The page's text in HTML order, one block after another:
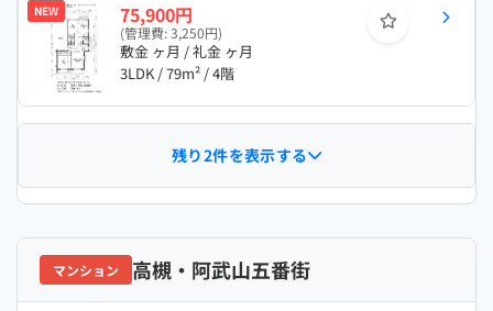
NEW 75,900円
(管理費: 3,250円)
敷金 ヶ月 / 礼金 ヶ月
3LDK / 79m² / 4階
残り2件を表示する
マンション 高槻・阿武山五番街